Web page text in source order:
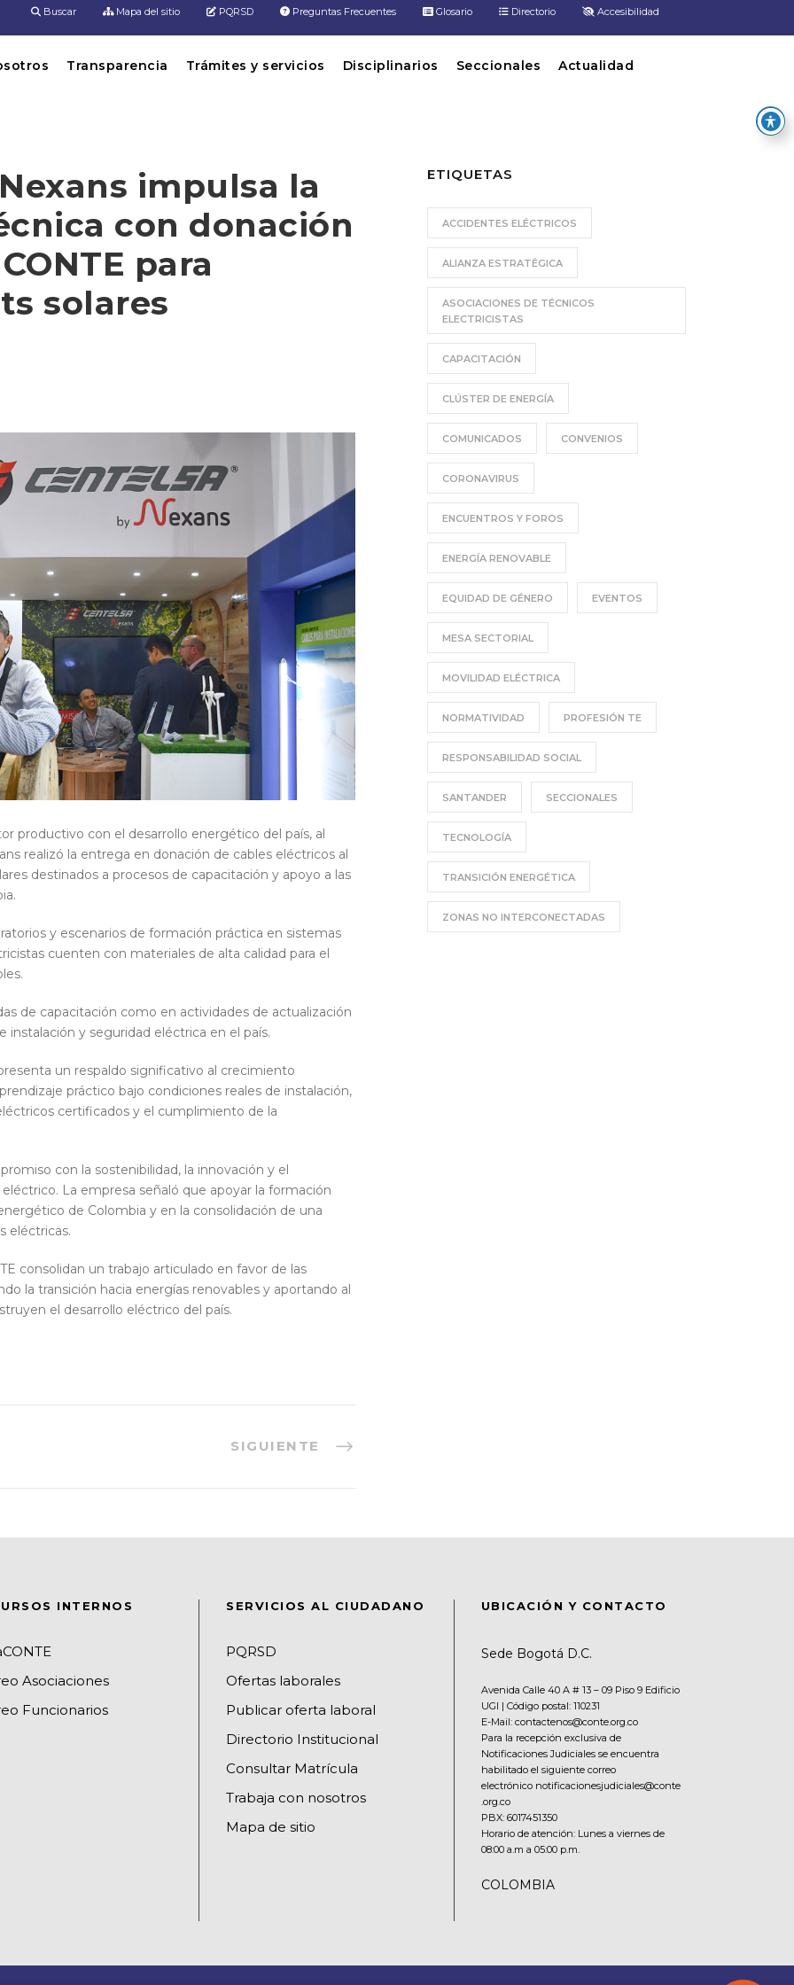
Buscar Mapa del sitio PQRSD Preguntas Frecuentes Glosario Directorio Accesibilidad
Transparencia Trámites y servicios Disciplinarios Seccionales Actualidad
impulsa la
con donación
para
solares
productivo con el desarrollo energético del país, al
realizó la entrega en donación de cables eléctricos al
destinados a procesos de capacitación y apoyo a las
y escenarios de formación práctica en sistemas
cuenten con materiales de alta calidad para el
de capacitación como en actividades de actualización
y seguridad eléctrica en el país.
un respaldo significativo al crecimiento
práctico bajo condiciones reales de instalación,
certificados y el cumplimiento de la
con la sostenibilidad, la innovación y el
La empresa señaló que apoyar la formación
de Colombia y en la consolidación de una
eléctricas.
consolidan un trabajo articulado en favor de las
la transición hacia energías renovables y aportando al
el desarrollo eléctrico del país.
SIGUIENTE
ETIQUETAS
ACCIDENTES ELÉCTRICOS
ALIANZA ESTRATÉGICA
ASOCIACIONES DE TÉCNICOS
ELECTRICISTAS
CAPACITACIÓN
CLÚSTER DE ENERGÍA
COMUNICADOS CONVENIOS
CORONAVIRUS
ENCUENTROS Y FOROS
ENERGÍA RENOVABLE
EQUIDAD DE GÉNERO EVENTOS
MESA SECTORIAL
MOVILIDAD ELÉCTRICA
NORMATIVIDAD PROFESIÓN TE
RESPONSABILIDAD SOCIAL
SANTANDER SECCIONALES
TECNOLOGÍA
TRANSICIÓN ENERGÉTICA
ZONAS NO INTERCONECTADAS
INTERNOS
Asociaciones
Funcionarios
SERVICIOS AL CIUDADANO
PQRSD
Ofertas laborales
Publicar oferta laboral
Directorio Institucional
Consultar Matrícula
Trabaja con nosotros
Mapa de sitio
UBICACIÓN Y CONTACTO
Sede Bogotá D.C.
Avenida Calle 40 A # 13 – 09 Piso 9 Edificio
UGI | Código postal: 110231
E-Mail: contactenos@conte.org.co
Para la recepción exclusiva de
Notificaciones Judiciales se encuentra
habilitado el siguiente correo
electrónico notificacionesjudiciales@conte
.org.co
PBX: 6017451350
Horario de atención: Lunes a viernes de
08:00 a.m a 05:00 p.m.
COLOMBIA